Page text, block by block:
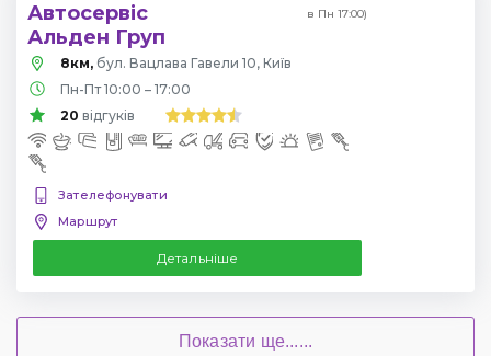
Автосервіс
Альден Груп
в Пн 17:00)
8км, бул. Вацлава Гавели 10, Київ
Пн-Пт 10:00 – 17:00
20 відгуків
Зателефонувати
Маршрут
Детальніше
Показати ще......